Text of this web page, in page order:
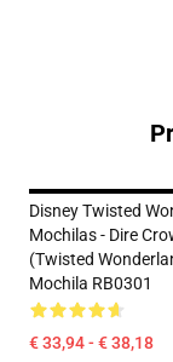
Disney Twisted
Mochilas - Dire
(Twisted
Mochila RB0301
€ 33,94 - € 38,18